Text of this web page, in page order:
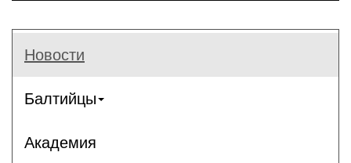
Новости
Балтийцы
Академия